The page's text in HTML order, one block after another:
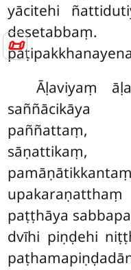
📜
yācitehi
desetabbaṃ.
Āḷaviyaṃ
saññācikāya
paññattaṃ,
sāṇattikaṃ,
paṭṭhāya
dvīhi piṇḍehi